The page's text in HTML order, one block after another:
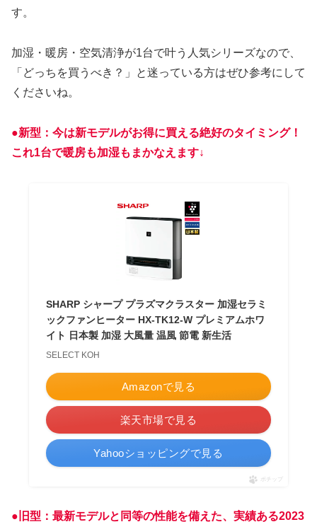
す。
加湿・暖房・空気清浄が1台で叶う人気シリーズなので、
「どっちを買うべき？」と迷っている方はぜひ参考にして
くださいね。
●新型：今は新モデルがお得に買える絶好のタイミング！
これ1台で暖房も加湿もまかなえます↓
SHARP シャープ プラズマクラスター 加湿セラミ
ックファンヒーター HX-TK12-W プレミアムホワ
イト 日本製 加湿 大風量 温風 節電 新生活
SELECT KOH
Amazonで見る
楽天市場で見る
Yahooショッピングで見る
ポチップ
●旧型：最新モデルと同等の性能を備えた、実績ある2023